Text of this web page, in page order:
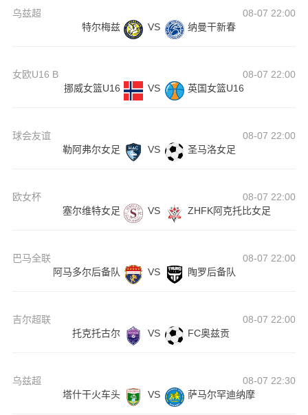
乌兹超
08-07 22:00
特尔梅兹
VS 纳曼干新春
女欧U16 B
08-07 22:00
挪威女篮U16
VS 英国女篮U16
球会友谊
08-07 22:00
勒阿弗尔女足
VS 圣马洛女足
欧女杯
08-07 22:00
塞尔维特女足
VS ZHFK阿克托比女足
巴马全联
08-07 22:00
阿马多尔后备队
VS 陶罗后备队
吉尔超联
08-07 22:00
托克托古尔
VS FC奥兹贡
乌兹超
08-07 22:30
塔什干火车头
VS 萨马尔罕迪纳摩